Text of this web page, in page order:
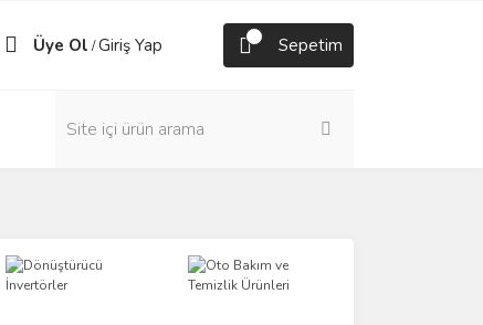
Üye Ol /Giriş Yap Sepetim